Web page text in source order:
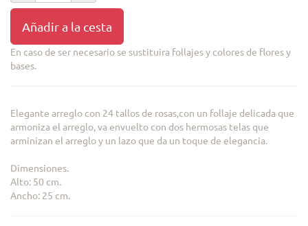
Añadir a la cesta
En caso de ser necesario se sustituira follajes y colores de flores y
bases.
Elegante arreglo con 24 tallos de rosas,con un follaje delicada que
armoniza el arreglo, va envuelto con dos hermosas telas que
arminizan el arreglo y un lazo que da un toque de elegancia.
Dimensiones.
Alto: 50 cm.
Ancho: 25 cm.